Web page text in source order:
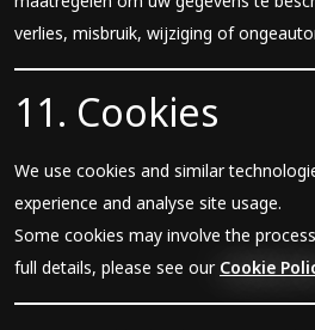
verlies, misbruik, wijziging of
11. Cookies
We use cookies and similar
experience and analyse site usage.
Some cookies may involve the
full details, please see our Cookie